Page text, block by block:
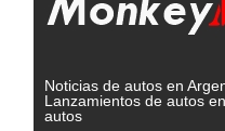
Noticias de autos en
Lanzamientos de autos
autos